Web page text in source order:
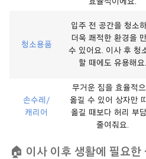
청소용품
입주 전 공간을 청소
더욱 쾌적한 환경을
수 있어요. 이사 후 청
할 때에도 유용해요.
손수레/
캐리어
무거운 짐을 효율적
옮길 수 있어 상자만
옮길 때보다 허리 부
줄여줘요.
🏠 이사 이후 생활에 필요한